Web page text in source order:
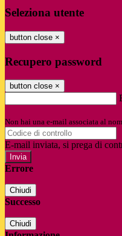
Seleziona utente
button close ×
Recupero password
button close ×
Non hai una e-mail associata al
E-mail inviata, si prega di
Errore
Chiudi
Successo
Chiudi